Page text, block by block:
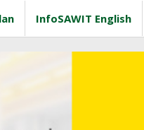
InfoSAWIT English